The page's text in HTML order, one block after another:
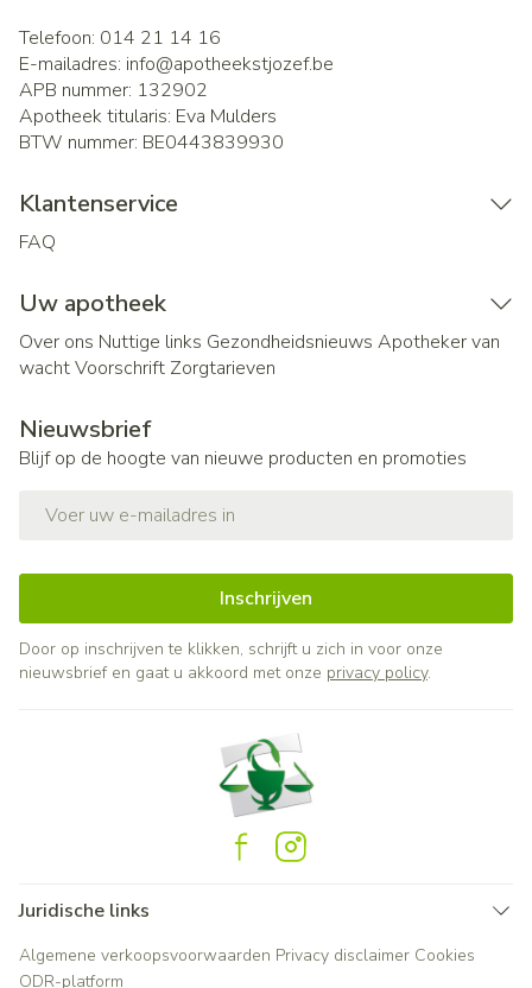
Telefoon: 014 21 14 16
E-mailadres: info@apotheekstjozef.be
APB nummer: 132902
Apotheek titularis: Eva Mulders
BTW nummer: BE0443839930
Klantenservice
FAQ
Uw apotheek
Over ons Nuttige links Gezondheidsnieuws Apotheker van
wachtVoorschrift Zorgtarieven
Nieuwsbrief
Blijf op de hoogte van nieuwe producten en promoties
Inschrijven
Door op inschrijven te klikken, schrijft u zich in voor onze
nieuwsbrief en gaat u akkoord met onze privacy policy.
Juridische links
Algemene verkoopsvoorwaarden Privacy disclaimer Cookies
ODR-platform